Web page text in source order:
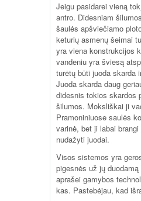
Jeigu pasidarei vieną
antro. Didesniam
šaulės apšviečiamo
keturių asmenų šeimai
yra viena konstrukcijos
vandeniu yra šviesą
turėtų būti juoda skarda
Juoda skarda daug
didesnis tokios skardos
šilumos. Moksliškai ji
Pramoniniuose saulės
varinė, bet ji labai
nudažyti juodai.
Visos sistemos yra
pigesnės už jų
aprašei gamybos
kas. Pastebėjau, kad